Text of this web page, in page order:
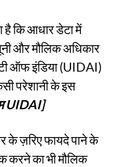
है कि आधार डेटा में
और मौलिक अधिकार
ऑफ इंडिया (UIDAI)
परेशानी के इस
UIDAI]
के ज़रिए फायदे पाने के
करने का भी मौलिक